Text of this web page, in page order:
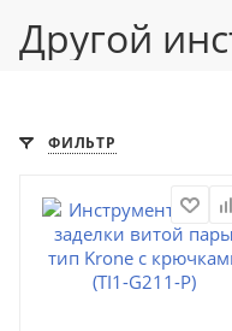
Другой
ФИЛЬТР